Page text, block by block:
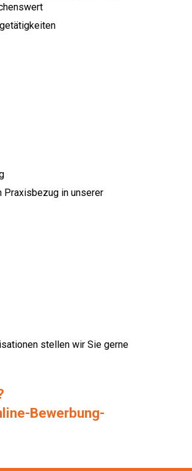
Praxisbezug in unserer
stellen wir Sie gerne
Bewerbung-